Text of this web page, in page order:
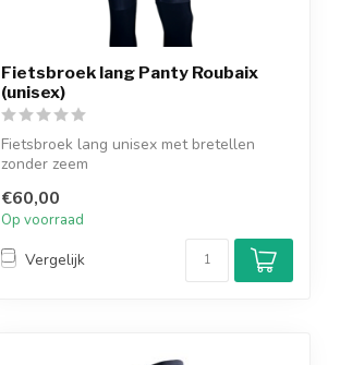
Fietsbroek lang Panty Roubaix
(unisex)
Fietsbroek lang unisex met bretellen
zonder zeem
€60,00
Op voorraad
Vergelijk